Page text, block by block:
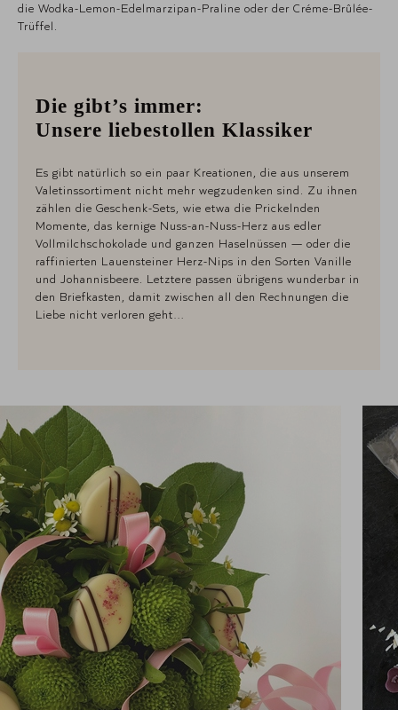
die Wodka-Lemon-Edelmarzipan-Praline oder der Créme-Brûlée-
Trüffel.
Die gibt’s immer:
Unsere liebestollen Klassiker
Es gibt natürlich so ein paar Kreationen, die aus unserem
Valetinssortiment nicht mehr wegzudenken sind. Zu ihnen
zählen die Geschenk-Sets, wie etwa die Prickelnden
Momente, das kernige Nuss-an-Nuss-Herz aus edler
Vollmilchschokolade und ganzen Haselnüssen — oder die
raffinierten Lauensteiner Herz-Nips in den Sorten Vanille
und Johannisbeere. Letztere passen übrigens wunderbar in
den Briefkasten, damit zwischen all den Rechnungen die
Liebe nicht verloren geht…